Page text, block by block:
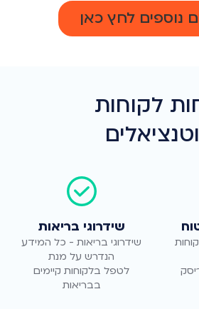
נוספים לחץ כאן
לקוחות
שידרוגי בריאות
שידרוגי בריאות - כל המידע
לטפל בלקוחות קיימים
בבריאות